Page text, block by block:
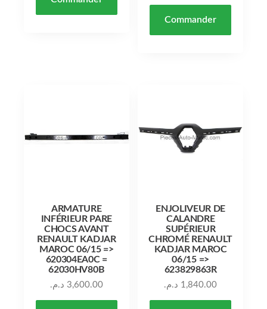
Commander
ARMATURE
INFÉRIEUR PARE
CHOCS AVANT
RENAULT KADJAR
MAROC 06/15 =>
620304EA0C =
62030HV80B
3,600.00 د.م.
ENJOLIVEUR DE
CALANDRE
SUPÉRIEUR
CHROMÉ RENAULT
KADJAR MAROC
06/15 =>
623829863R
1,840.00 د.م.